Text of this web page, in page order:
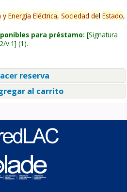
y Energía Eléctrica, Sociedad del Estado,
para préstamo: Signatura
v.1 (1).
reserva
al carrito